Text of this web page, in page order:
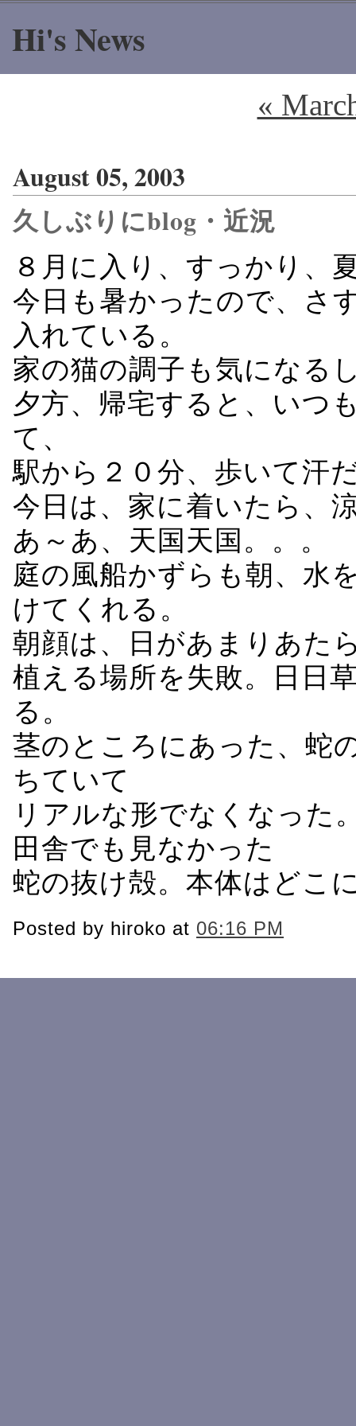
Hi's News
«
August 05, 2003
久しぶりにblog・近況
８月に入り、すっかり、
今日も暑かったので、さ
入れている。
家の猫の調子も気になる
夕方、帰宅すると、いつ
て、
駅から２０分、歩いて汗
今日は、家に着いたら、
あ～あ、天国天国。。。
庭の風船かずらも朝、水
けてくれる。
朝顔は、日があまりあた
植える場所を失敗。日日
る。
茎のところにあった、蛇
ちていて
リアルな形でなくなった
田舎でも見なかった
蛇の抜け殻。本体はどこ
Posted by hiroko at 06:16 PM